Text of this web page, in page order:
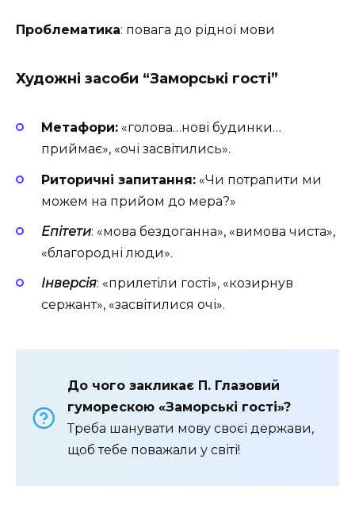
Проблематика: повага до рідної мови
Художні засоби “Заморські гості”
Метафори: «голова…нові будинки…
приймає», «очі засвітились».
Риторичні запитання: «Чи потрапити ми
можем на прийом до мера?»
Епітети: «мова бездоганна», «вимова чиста»,
«благородні люди».
Інверсія: «прилетіли гості», «козирнув
сержант», «засвітилися очі».
До чого закликає П. Глазовий
гуморескою «Заморські гості»?
Треба шанувати мову своєї держави,
щоб тебе поважали у світі!